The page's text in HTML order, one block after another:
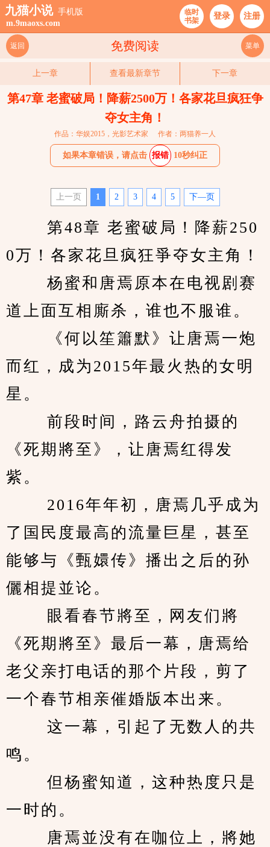
九猫小说 手机版
m.9maoxs.com
临时
书架
登录 注册
免费阅读
返回 菜单
上一章 查看最新章节 下一章
第47章 老蜜破局！降薪2500万！各家花旦疯狂争
夺女主角！
作品：华娱2015，光影艺术家 作者：两猫养一人
如果本章错误，请点击 报错 10秒纠正
上一页 1 2 3 4 5 下—页
第48章 老蜜破局！降薪250
0万！各家花旦疯狂爭夺女主角！
杨蜜和唐焉原本在电视剧赛
道上面互相廝杀，谁也不服谁。
《何以笙簫默》让唐焉一炮
而红，成为2015年最火热的女明
星。
前段时间，路云舟拍摄的
《死期將至》，让唐焉红得发
紫。
2016年年初，唐焉几乎成为
了国民度最高的流量巨星，甚至
能够与《甄嬛传》播出之后的孙
儷相提並论。
眼看春节將至，网友们將
《死期將至》最后一幕，唐焉给
老父亲打电话的那个片段，剪了
一个春节相亲催婚版本出来。
这一幕，引起了无数人的共
鸣。
但杨蜜知道，这种热度只是
一时的。
唐焉並没有在咖位上，將她